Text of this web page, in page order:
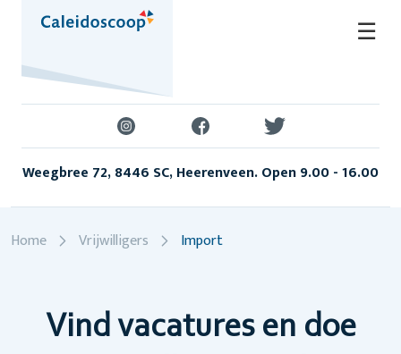
☰
Weegbree 72, 8446 SC, Heerenveen. Open 9.00 - 16.00
Home Vrijwilligers Import
Vind vacatures en doe